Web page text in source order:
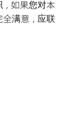
如果您对本
满意，应联